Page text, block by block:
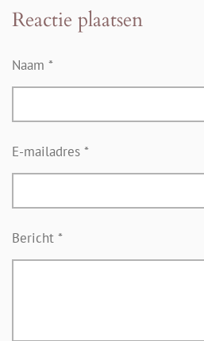
e
e
l
a
r
e
Reactie plaatsen
Naam *
E-mailadres *
Bericht *